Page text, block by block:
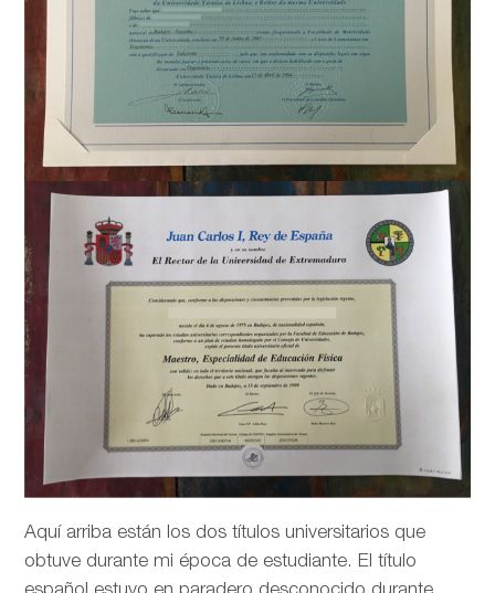
Aquí arriba están los dos títulos universitarios que
obtuve durante mi época de estudiante. El título